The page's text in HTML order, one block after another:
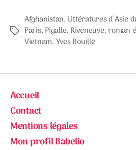
Étiquettes
Afghanistan, Littératures d’Asie
Paris, Pigalle, Riveneuve,roman
Vietnam, Yves Bouillé
Accueil
Contact
Mentions légales
Mon profil Babelio